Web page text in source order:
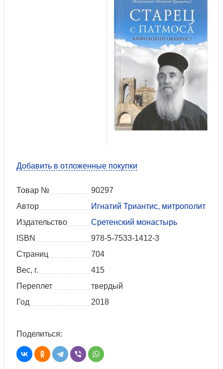
Добавить в отложенные покупки
Товар №
90297
Автор
Игнатий Триантис, митрополит
Издательство
Сретенский монастырь
ISBN
978-5-7533-1412-3
Страниц
704
Вес, г.
415
Переплет
твердый
Год
2018
Поделиться: